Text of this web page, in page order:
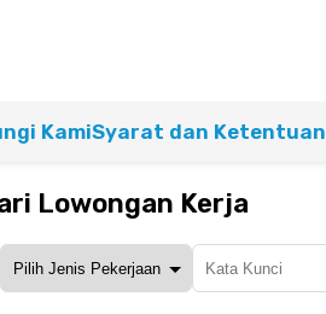
KamiSyarat dan Ketentuan
Lowongan Kerja